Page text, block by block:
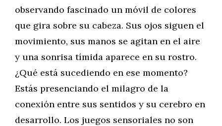
observando fascinado un móvil de colores
que gira sobre su cabeza. Sus ojos siguen el
movimiento, sus manos se agitan en el aire
y una sonrisa tímida aparece en su rostro.
¿Qué está sucediendo en ese momento?
Estás presenciando el milagro de la
conexión entre sus sentidos y su cerebro en
desarrollo. Los juegos sensoriales no son